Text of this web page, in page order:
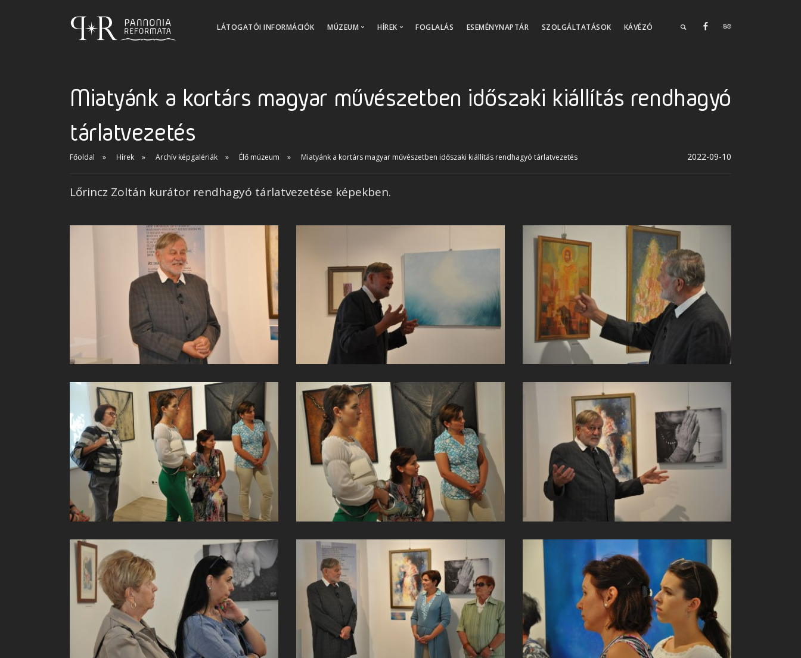
LÁTOGATÓI INFORMÁCIÓK MÚZEUM
Múzeumi tanulás
Múzeumi katalógus
Múzeumtörténet
HÍREK FOGLALÁS ESEMÉNYNAPTÁR SZOLGÁLTATÁSOK KÁVÉZÓ
Miatyánk a kortárs magyar művészetben időszaki kiállítás rendhagyó
tárlatvezetés
Főoldal Hírek Archív képgalériák Élő múzeum Miatyánk a kortárs magyar művészetben időszaki kiállítás rendhagyó tárlatvezetés 2022-09-10
Lőrincz Zoltán kurátor rendhagyó tárlatvezetése képekben.